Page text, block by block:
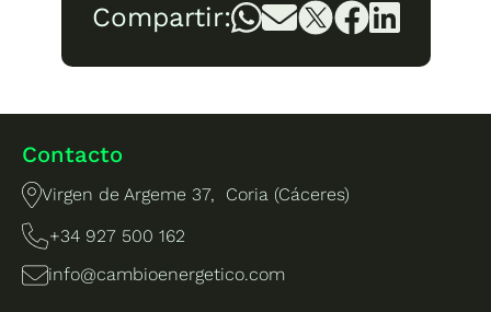
Compartir:
Contacto
Virgen de Argeme 37, Coria (Cáceres)
+34 927 500 162
info@cambioenergetico.com